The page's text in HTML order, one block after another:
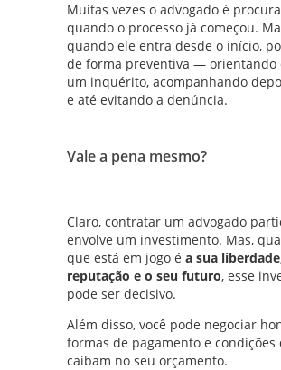
Muitas vezes o advogado é
quando o processo já começou.
quando ele entra desde o início,
de forma preventiva — orientando
um inquérito, acompanhando
e até evitando a denúncia.
Vale a pena mesmo?
Claro, contratar um advogado
envolve um investimento. Mas,
que está em jogo é a sua
reputação e o seu futuro, esse
pode ser decisivo.
Além disso, você pode negociar
formas de pagamento e condições
caibam no seu orçamento.